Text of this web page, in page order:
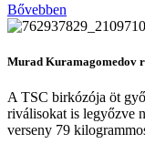
Bővebben
Murad Kuramagomedov
A TSC birkózója öt
riválisokat is legyőzve
verseny 79